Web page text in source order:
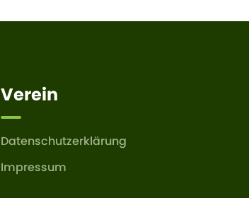
Verein
Datenschutzerklärung
Impressum